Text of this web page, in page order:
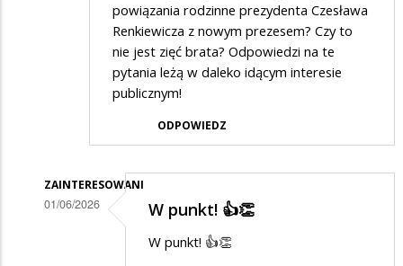
powiązania rodzinne prezydenta Czesława
Renkiewicza z nowym prezesem? Czy to
nie jest zięć brata? Odpowiedzi na te
pytania leżą w daleko idącym interesie
publicznym!
ODPOWIEDZ
ZAINTERESOWANI
01/06/2026 W punkt! 👍👏
W punkt! 👍👏